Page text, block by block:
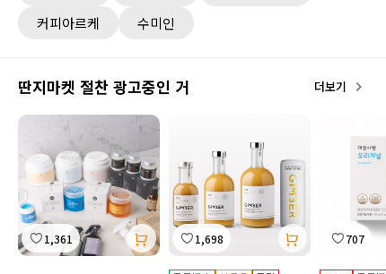
커피아르케
수미인
딴지마켓 절찬 광고중인 거 더보기
1,361 1,698 707